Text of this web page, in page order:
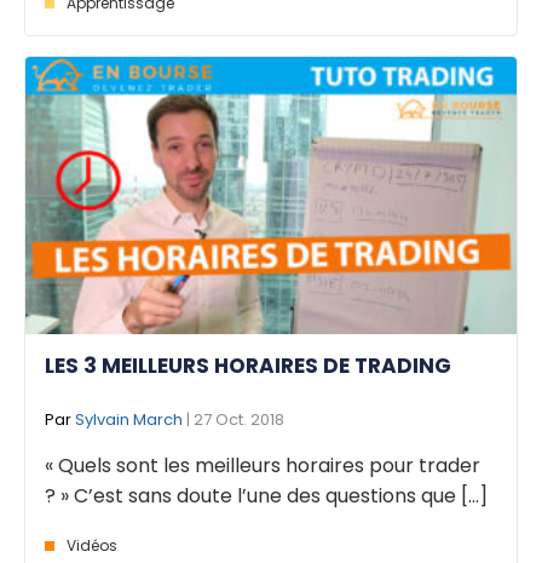
LES 3 MEILLEURS HORAIRES DE TRADING
ParSylvain March | 27 Oct. 2018
« Quels sont les meilleurs horaires pour trader
? » C’est sans doute l’une des questions que [...]
Vidéos